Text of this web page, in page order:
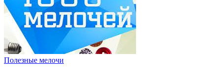
Полезные мелочи